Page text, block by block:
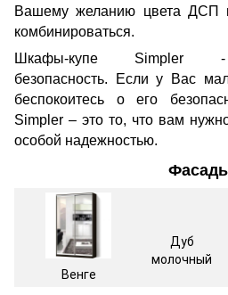
Вашему желанию цвета ДСП
комбинироваться.
Шкафы-купе Simpler
безопасность. Если у Вас
беспокоитесь о его
Simpler – это то, что вам
особой надежностью.
Венге
Дуб
молочный